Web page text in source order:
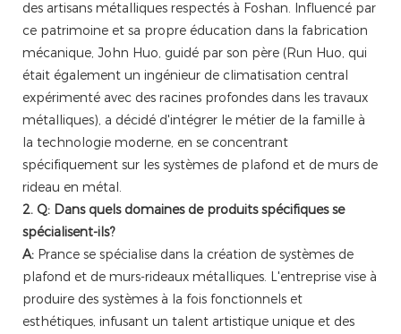
des artisans métalliques respectés à Foshan. Influencé par
ce patrimoine et sa propre éducation dans la fabrication
mécanique, John Huo, guidé par son père (Run Huo, qui
était également un ingénieur de climatisation central
expérimenté avec des racines profondes dans les travaux
métalliques), a décidé d'intégrer le métier de la famille à
la technologie moderne, en se concentrant
spécifiquement sur les systèmes de plafond et de murs de
rideau en métal.
2. Q: Dans quels domaines de produits spécifiques se
spécialisent-ils?
A: Prance se spécialise dans la création de systèmes de
plafond et de murs-rideaux métalliques. L'entreprise vise à
produire des systèmes à la fois fonctionnels et
esthétiques, infusant un talent artistique unique et des